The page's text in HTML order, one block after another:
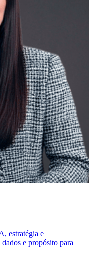
estratégia e
e propósito para